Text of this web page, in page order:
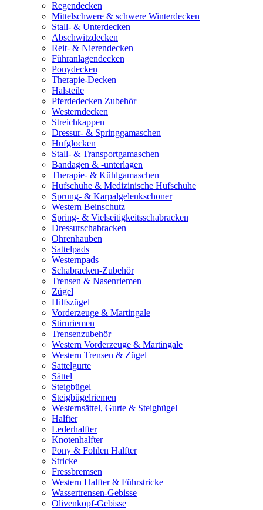
Regendecken
Mittelschwere & schwere Winterdecken
Stall- & Unterdecken
Abschwitzdecken
Reit- & Nierendecken
Führanlagendecken
Ponydecken
Therapie-Decken
Halsteile
Pferdedecken Zubehör
Westerndecken
Streichkappen
Dressur- & Springgamaschen
Hufglocken
Stall- & Transportgamaschen
Bandagen & -unterlagen
Therapie- & Kühlgamaschen
Hufschuhe & Medizinische Hufschuhe
Sprung- & Karpalgelenkschoner
Western Beinschutz
Spring- & Vielseitigkeitsschabracken
Dressurschabracken
Ohrenhauben
Sattelpads
Westernpads
Schabracken-Zubehör
Trensen & Nasenriemen
Zügel
Hilfszügel
Vorderzeuge & Martingale
Stirnriemen
Trensenzubehör
Western Vorderzeuge & Martingale
Western Trensen & Zügel
Sattelgurte
Sättel
Steigbügel
Steigbügelriemen
Westernsättel, Gurte & Steigbügel
Halfter
Lederhalfter
Knotenhalfter
Pony & Fohlen Halfter
Stricke
Fressbremsen
Western Halfter & Führstricke
Wassertrensen-Gebisse
Olivenkopf-Gebisse